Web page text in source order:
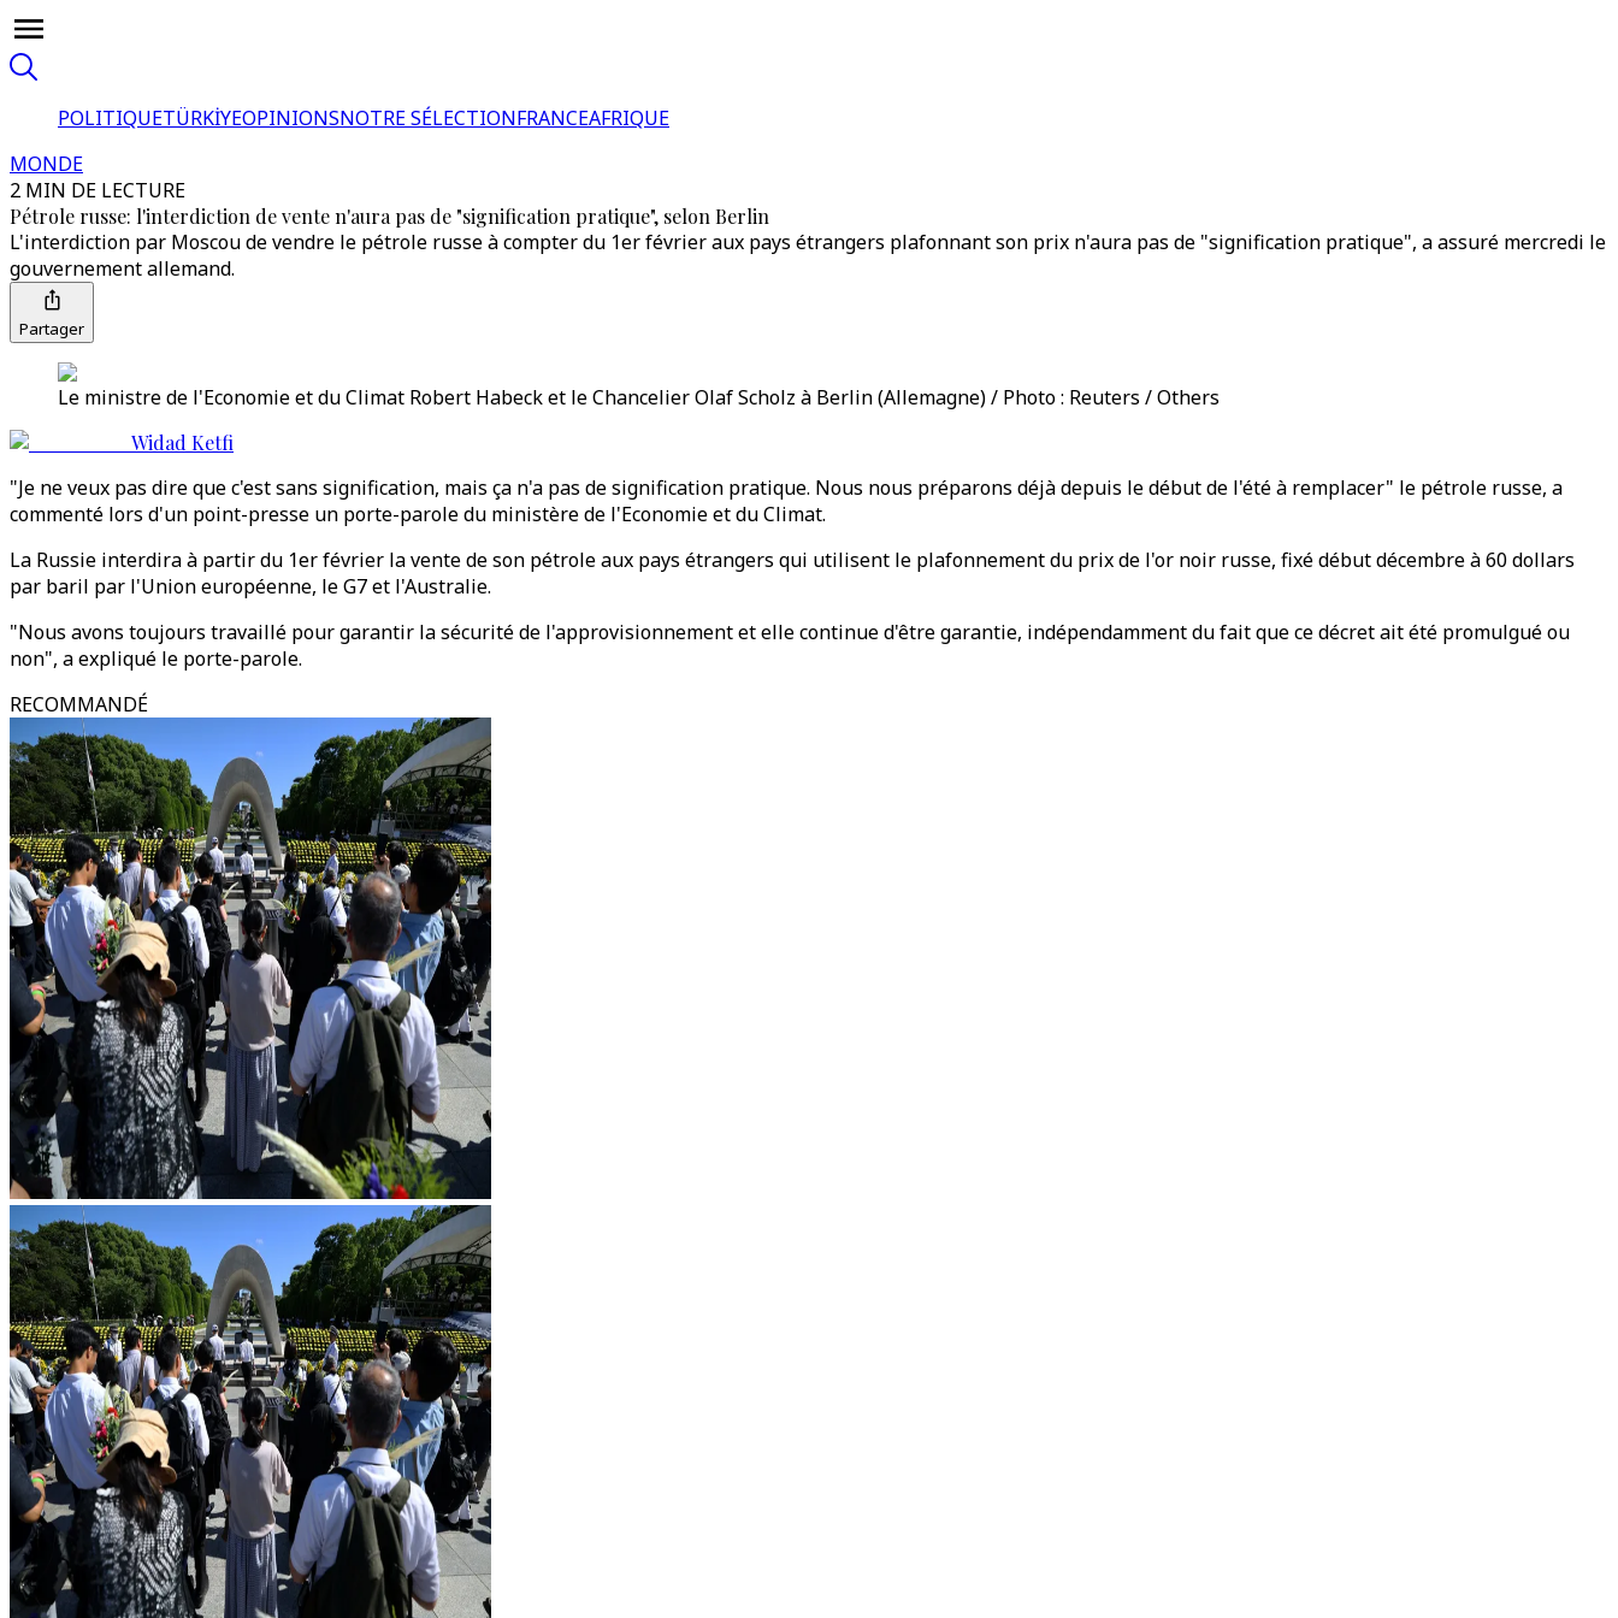
POLITIQUETÜRKİYEOPINIONSNOTRE SÉLECTIONFRANCEAFRIQUE
MONDE
2 MIN DE LECTURE
Pétrole russe: l'interdiction de vente n'aura pas de "signification pratique", selon Berlin
L'interdiction par Moscou de vendre le pétrole russe à compter du 1er février aux pays étrangers plafonnant son prix n'aura pas de "signification pratique", a assuré mercredi le
gouvernement allemand.
Partager
Le ministre de l'Economie et du Climat Robert Habeck et le Chancelier Olaf Scholz à Berlin (Allemagne) / Photo : Reuters / Others
Widad Ketfi
"Je ne veux pas dire que c'est sans signification, mais ça n'a pas de signification pratique. Nous nous préparons déjà depuis le début de l'été à remplacer" le pétrole russe, a
commenté lors d'un point-presse un porte-parole du ministère de l'Economie et du Climat.
La Russie interdira à partir du 1er février la vente de son pétrole aux pays étrangers qui utilisent le plafonnement du prix de l'or noir russe, fixé début décembre à 60 dollars
par baril par l'Union européenne, le G7 et l'Australie.
"Nous avons toujours travaillé pour garantir la sécurité de l'approvisionnement et elle continue d'être garantie, indépendamment du fait que ce décret ait été promulgué ou
non", a expliqué le porte-parole.
RECOMMANDÉ